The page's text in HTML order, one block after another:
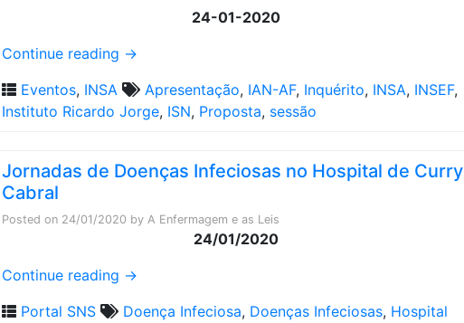
24-01-2020
Continue reading →
Eventos, INSA Apresentação, IAN-AF, Inquérito, INSA, INSEF,
Instituto Ricardo Jorge, ISN, Proposta, sessão
Jornadas de Doenças Infeciosas no Hospital de Curry
Cabral
Posted on 24/01/2020 by A Enfermagem e as Leis
24/01/2020
Continue reading →
Portal SNS
Doença Infeciosa, Doenças Infeciosas, Hospital